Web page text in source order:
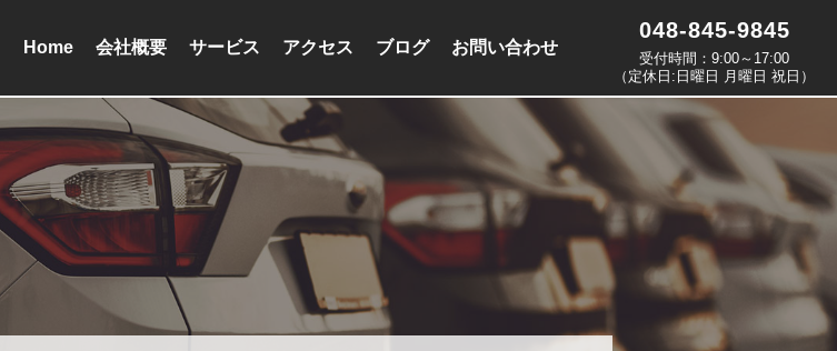
Home 会社概要 サービス アクセス ブログ お問い合わせ
048-845-9845
受付時間：9:00～17:00
（定休日:日曜日 月曜日 祝日）